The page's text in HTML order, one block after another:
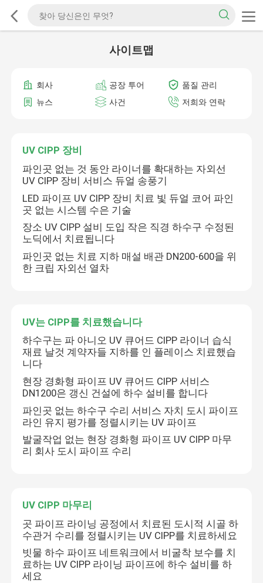
사이트맵
회사 공장 투어
품질 관리
뉴스
사건 저희와 연락
UV CIPP 장비
파인곳 없는 것 동안 라이너를 확대하는 자외선
UV CIPP 장비 서비스 듀얼 송풍기
LED 파이프 UV CIPP 장비 치료 빛 듀얼 코어 파인
곳 없는 시스템 수은 기술
장소 UV CIPP 설비 도입 작은 직경 하수구 수정된
노딕에서 치료됩니다
파인곳 없는 치료 지하 매설 배관 DN200-600을 위
한 크립 자외선 열차
UV는 CIPP를 치료했습니다
하수구는 파 아니오 UV 큐어드 CIPP 라이너 습식
재료 날것 계약자들 지하를 인 플레이스 치료했습
니다
현장 경화형 파이프 UV 큐어드 CIPP 서비스
DN1200은 갱신 건설에 하수 설비를 합니다
파인곳 없는 하수구 수리 서비스 자치 도시 파이프
라인 유지 평가를 정렬시키는 UV 파이프
발굴작업 없는 현장 경화형 파이프 UV CIPP 마무
리 회사 도시 파이프 수리
UV CIPP 마무리
곳 파이프 라이닝 공정에서 치료된 도시적 시골 하
수관거 수리를 정렬시키는 UV CIPP를 치료하세요
빗물 하수 파이프 네트워크에서 비굴착 보수를 치
료하는 UV CIPP 라이닝 파이프에 하수 설비를 하
세요